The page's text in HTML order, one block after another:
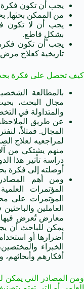
يجب أن تكون فكرة
من الممكن بحثها,
يجب أن لا تكون
بشكلٍ قاطع.
يجب أن تكون
تاريخية كعلاج
كيف تحصل على فكرة
بالمطالعة
مجال البحث،
والمتداولة في
عن طريق
المجال. فمثلاً،
لمراجعيه لعلاج
منهم يشتكي من
دراسة تأثير هذا
أوصلته إلى فكرة
ومن أهم
المؤتمرات
المؤتمرات على
العاملين
معارض تُعرض فيها
يمكن للباحث أن
أضرارها أو
الخبراء
أفكارهم وأبحاثهم،
ومن المصادر التي يمكن